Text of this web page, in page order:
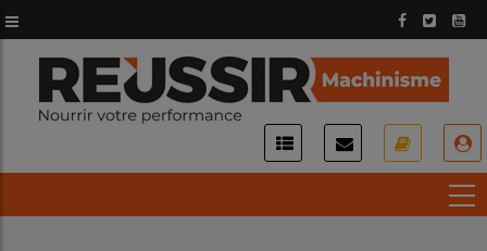
au
contenu
principal